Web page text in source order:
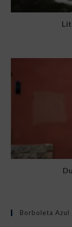
Borboleta Azul